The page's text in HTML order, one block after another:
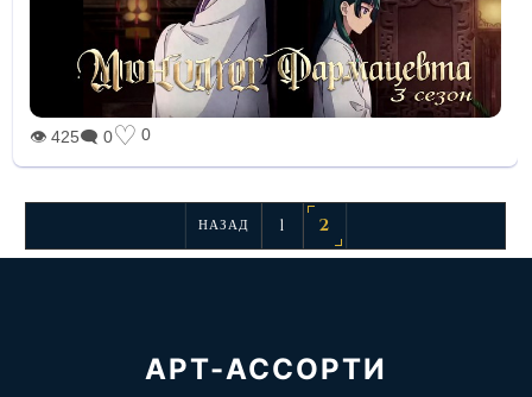
👁 425🗨 0♡ 0
НАЗАД 1 2
АРТ-АССОРТИ